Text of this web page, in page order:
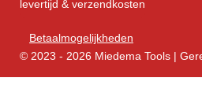
levertijd & verzendkosten
Betaalmogelijkheden
© 2023 - 2026 Miedema Tools |